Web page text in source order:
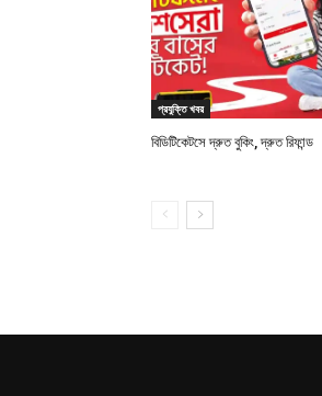
প্রযুক্তি খবর
বিডিটিকেটসে দ্রুত বুকিং, দ্রুত রিফান্ড